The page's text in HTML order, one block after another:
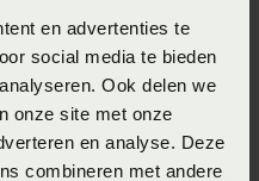
en advertenties te
social media te bieden
Ook delen we
onze site met onze
en analyse. Deze
combineren met andere